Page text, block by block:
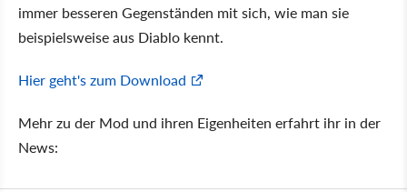
immer besseren Gegenständen mit sich, wie man sie
beispielsweise aus Diablo kennt.
Hier geht's zum Download
Mehr zu der Mod und ihren Eigenheiten erfahrt ihr in der
News: